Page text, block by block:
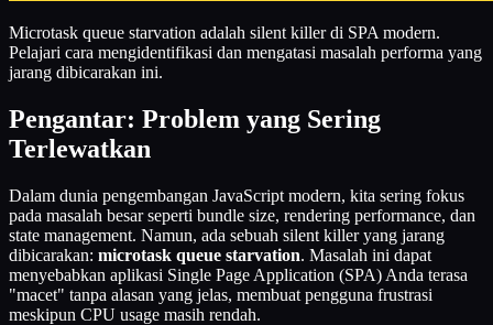
Microtask queue starvation adalah silent killer di SPA modern.
Pelajari cara mengidentifikasi dan mengatasi masalah performa yang
jarang dibicarakan ini.
Pengantar: Problem yang Sering
Terlewatkan
Dalam dunia pengembangan JavaScript modern, kita sering fokus
pada masalah besar seperti bundle size, rendering performance, dan
state management. Namun, ada sebuah silent killer yang jarang
dibicarakan: microtask queue starvation. Masalah ini dapat
menyebabkan aplikasi Single Page Application (SPA) Anda terasa
"macet" tanpa alasan yang jelas, membuat pengguna frustrasi
meskipun CPU usage masih rendah.